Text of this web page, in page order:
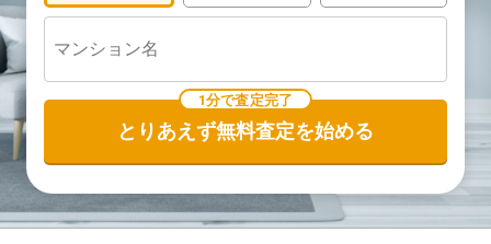
1分で査定完了
とりあえず無料査定を始める